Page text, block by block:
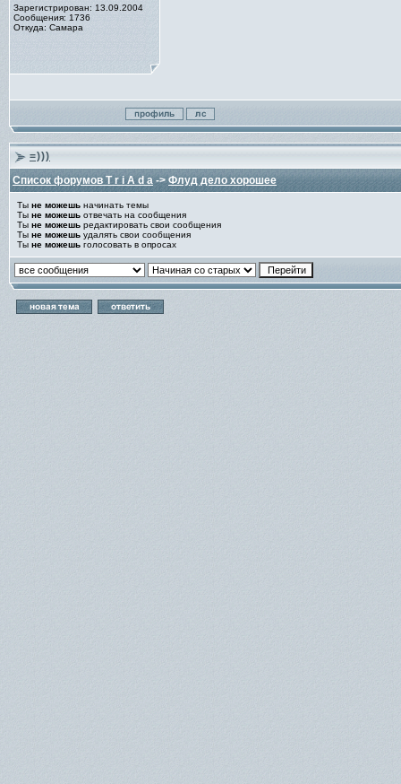
Зарегистрирован: 13.09.2004
Сообщения: 1736
Откуда: Самара
=)))
Список форумов T r i A d a->Флуд дело хорошее
Ты не можешь начинать темы
Ты не можешь отвечать на сообщения
Ты не можешь редактировать свои сообщения
Ты не можешь удалять свои сообщения
Ты не можешь голосовать в опросах